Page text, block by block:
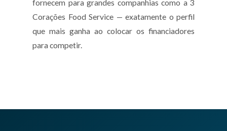
fornecem para grandes companhias como a 3
Corações Food Service — exatamente o perfil
que mais ganha ao colocar os financiadores
para competir.